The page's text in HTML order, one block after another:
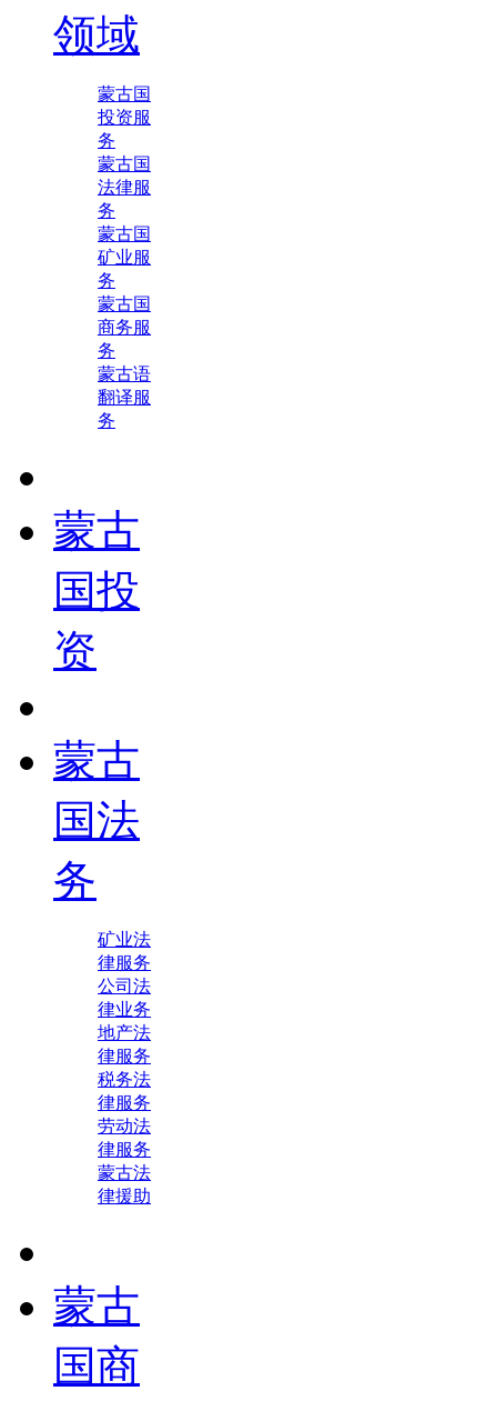
领域
蒙古国
投资服
务
蒙古国
法律服
务
蒙古国
矿业服
务
蒙古国
商务服
务
蒙古语
翻译服
务
蒙古
国投
资
蒙古
国法
务
矿业法
律服务
公司法
律业务
地产法
律服务
税务法
律服务
劳动法
律服务
蒙古法
律援助
蒙古
国商